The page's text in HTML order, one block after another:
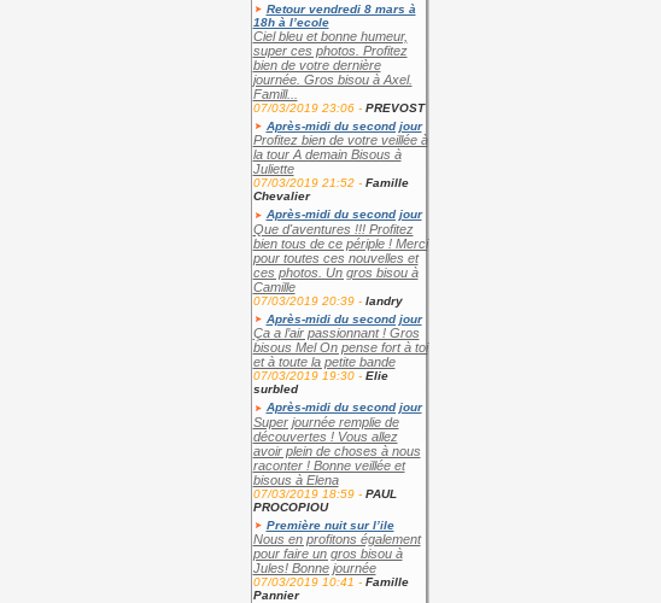
Retour vendredi 8 mars à
18h à l’ecole
Ciel bleu et bonne humeur,
super ces photos. Profitez
bien de votre dernière
journée. Gros bisou à Axel.
Famill...
07/03/2019 23:06 - PREVOST
Après-midi du second jour
Profitez bien de votre veillée à
la tour A demain Bisous à
Juliette
07/03/2019 21:52 - Famille
Chevalier
Après-midi du second jour
Que d'aventures !!! Profitez
bien tous de ce périple ! Merci
pour toutes ces nouvelles et
ces photos. Un gros bisou à
Camille
07/03/2019 20:39 - landry
Après-midi du second jour
Ça a l’air passionnant ! Gros
bisous Mel On pense fort à toi
et à toute la petite bande
07/03/2019 19:30 - Elie
surbled
Après-midi du second jour
Super journée remplie de
découvertes ! Vous allez
avoir plein de choses à nous
raconter ! Bonne veillée et
bisous à Elena
07/03/2019 18:59 - PAUL
PROCOPIOU
Première nuit sur l’ile
Nous en profitons également
pour faire un gros bisou à
Jules! Bonne journée
07/03/2019 10:41 - Famille
Pannier